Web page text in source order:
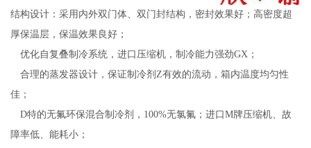
结构设计：采用内外双门体、双门封结构，密封效果好；高密度超
厚保温层，保温效果良好；
优化自复叠制冷系统，进口压缩机，制冷能力强劲GX；
合理的蒸发器设计，保证制冷剂Z有效的流动，箱内温度均匀性
佳；
D特的无氟环保混合制冷剂， 100%无氯氟；进口M牌压缩机、故
障率低、能耗小；